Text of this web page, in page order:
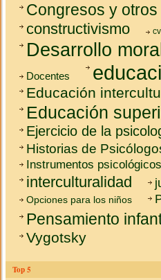
Congresos y
constructivismo
Desarrollo
Docentes
Educación
Educación
Ejercicio de la
Historias de
Instrumentos psicológicos
interculturalidad
Opciones para los niños
Pensamiento
Vygotsky
Top 5